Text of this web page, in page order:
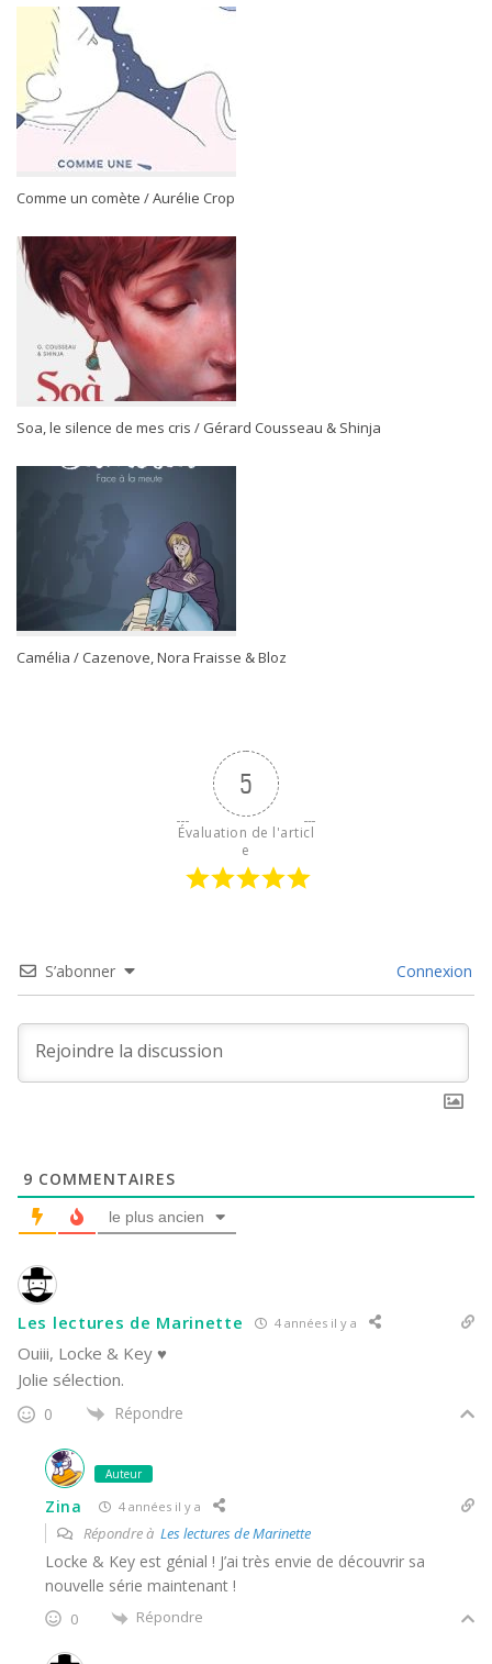
Comme un comète / Aurélie Crop
Soa, le silence de mes cris / Gérard Cousseau & Shinja
Camélia / Cazenove, Nora Fraisse & Bloz
5
Évaluation de l'articl
e
S’abonner Connexion
9 COMMENTAIRES
le plus ancien
Les lectures de Marinette 4 années il y a
Ouiii, Locke & Key ♥️
Jolie sélection.
0 Répondre
Auteur
Zina 4 années il y a
Répondre à Les lectures de Marinette
Locke & Key est génial ! J’ai très envie de découvrir sa
nouvelle série maintenant !
0 Répondre